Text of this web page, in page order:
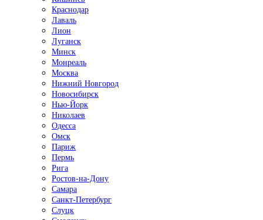
Краснодар
Лаваль
Лион
Луганск
Минск
Монреаль
Москва
Нижний Новгород
Новосибирск
Нью-Йорк
Николаев
Одесса
Омск
Париж
Пермь
Рига
Ростов-на-Дону
Самара
Санкт-Петербург
Слуцк